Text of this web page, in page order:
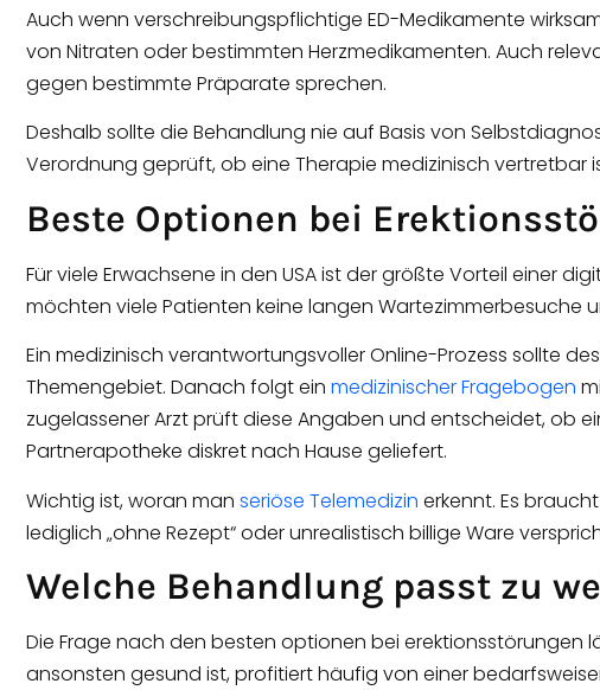
Auch wenn verschreibungspflichtige ED-Medikamente
von Nitraten oder bestimmten Herzmedikamenten. Auch
gegen bestimmte Präparate sprechen.
Deshalb sollte die Behandlung nie auf Basis von
Verordnung geprüft, ob eine Therapie medizinisch vertretbar
Beste Optionen bei
Für viele Erwachsene in den USA ist der größte Vorteil einer
möchten viele Patienten keine langen
Ein medizinisch verantwortungsvoller Online-Prozess sollte
Themengebiet. Danach folgt ein medizinischer Fragebogen
zugelassener Arzt prüft diese Angaben und entscheidet, ob
Partnerapotheke diskret nach Hause geliefert.
Wichtig ist, woran man seriöse Telemedizin erkennt. Es
lediglich „ohne Rezept“ oder unrealistisch billige Ware
Welche Behandlung passt zu
Die Frage nach den besten optionen bei erektionsstörungen
ansonsten gesund ist, profitiert häufig von einer